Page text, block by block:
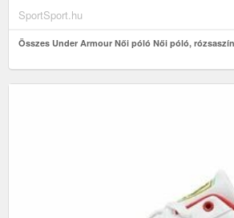
SportSport.hu
Összes Under Armour Női póló Női póló,